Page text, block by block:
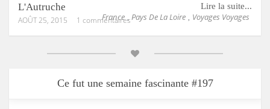
Lire la suite...
France Pays De La Loire Voyages Voyages
L'Autruche
AOÛT 25, 2015 1 commentaires
Ce fut une semaine fascinante #197